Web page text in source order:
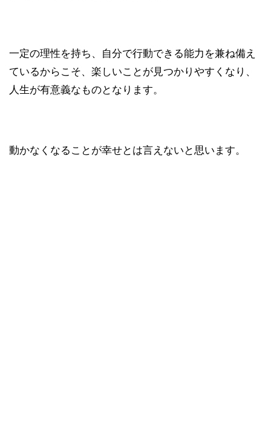
一定の理性を持ち、自分で行動できる能力を兼ね備え
ているからこそ、楽しいことが見つかりやすくなり、
人生が有意義なものとなります。
動かなくなることが幸せとは言えないと思います。